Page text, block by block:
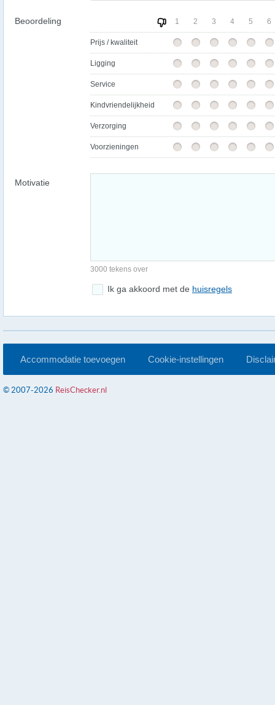
Beoordeling 1 2 3 4 5 6
Prijs / kwaliteit
Ligging
Service
Kindvriendelijkheid
Verzorging
Voorzieningen
Motivatie
3000 tekens over
Ik ga akkoord met de huisregels
Accommodatie toevoegen Cookie-instellingen
© 2007-2026 ReisChecker.nl